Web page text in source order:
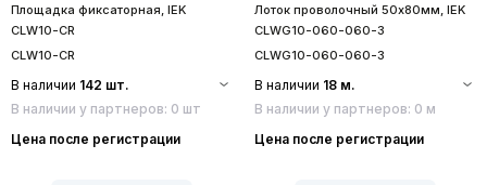
Площадка фиксаторная, IEK
CLW10-CR
CLW10-CR
В наличии 142 шт.
В наличии у партнеров: 0 шт
Цена после регистрации
Лоток проволочный 50х80мм, IEK
CLWG10-060-060-3
CLWG10-060-060-3
В наличии 18 м.
В наличии у партнеров: 0 м
Цена после регистрации